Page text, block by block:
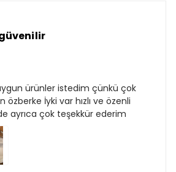
uygun ürünler istedim çünkü çok
özberke İyki var hızlı ve özenli
ayrıca çok teşekkür ederim